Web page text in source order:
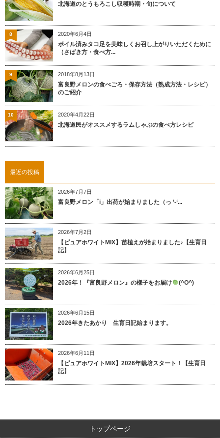
北海道のとうもろこし収穫時期・旬について
2020年6月4日
ボイル済みタコ足を美味しくお召し上がりいただくために
（さばき方・食べ方...
8
2018年8月13日
富良野メロンの食べごろ・保存方法（熟成方法・レシピ）
のご紹介
9
2020年4月22日
北海道民がオススメするラムしゃぶの食べ方レシピ
10
最近の投稿
2026年7月7日
富良野メロン「i」出荷が始まりました（っ ‘-‘...
2026年7月2日
【ピュアホワイトMIX】苗植えが始まりました♪【生育日
記】
2026年6月25日
2026年！『富良野メロン』の様子をお届け (^O^)
2026年6月15日
2026年きたあかり 生育日記始まります。
2026年6月11日
【ピュアホワイトMIX】2026年栽培スタート！【生育日
記】
トップページ